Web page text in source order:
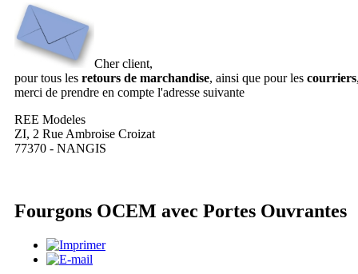
Cher client,
pour tous les retours de marchandise, ainsi que pour les courriers
merci de prendre en compte l'adresse suivante
REE Modeles
ZI, 2 Rue Ambroise Croizat
77370 - NANGIS
Fourgons OCEM avec Portes Ouvrantes